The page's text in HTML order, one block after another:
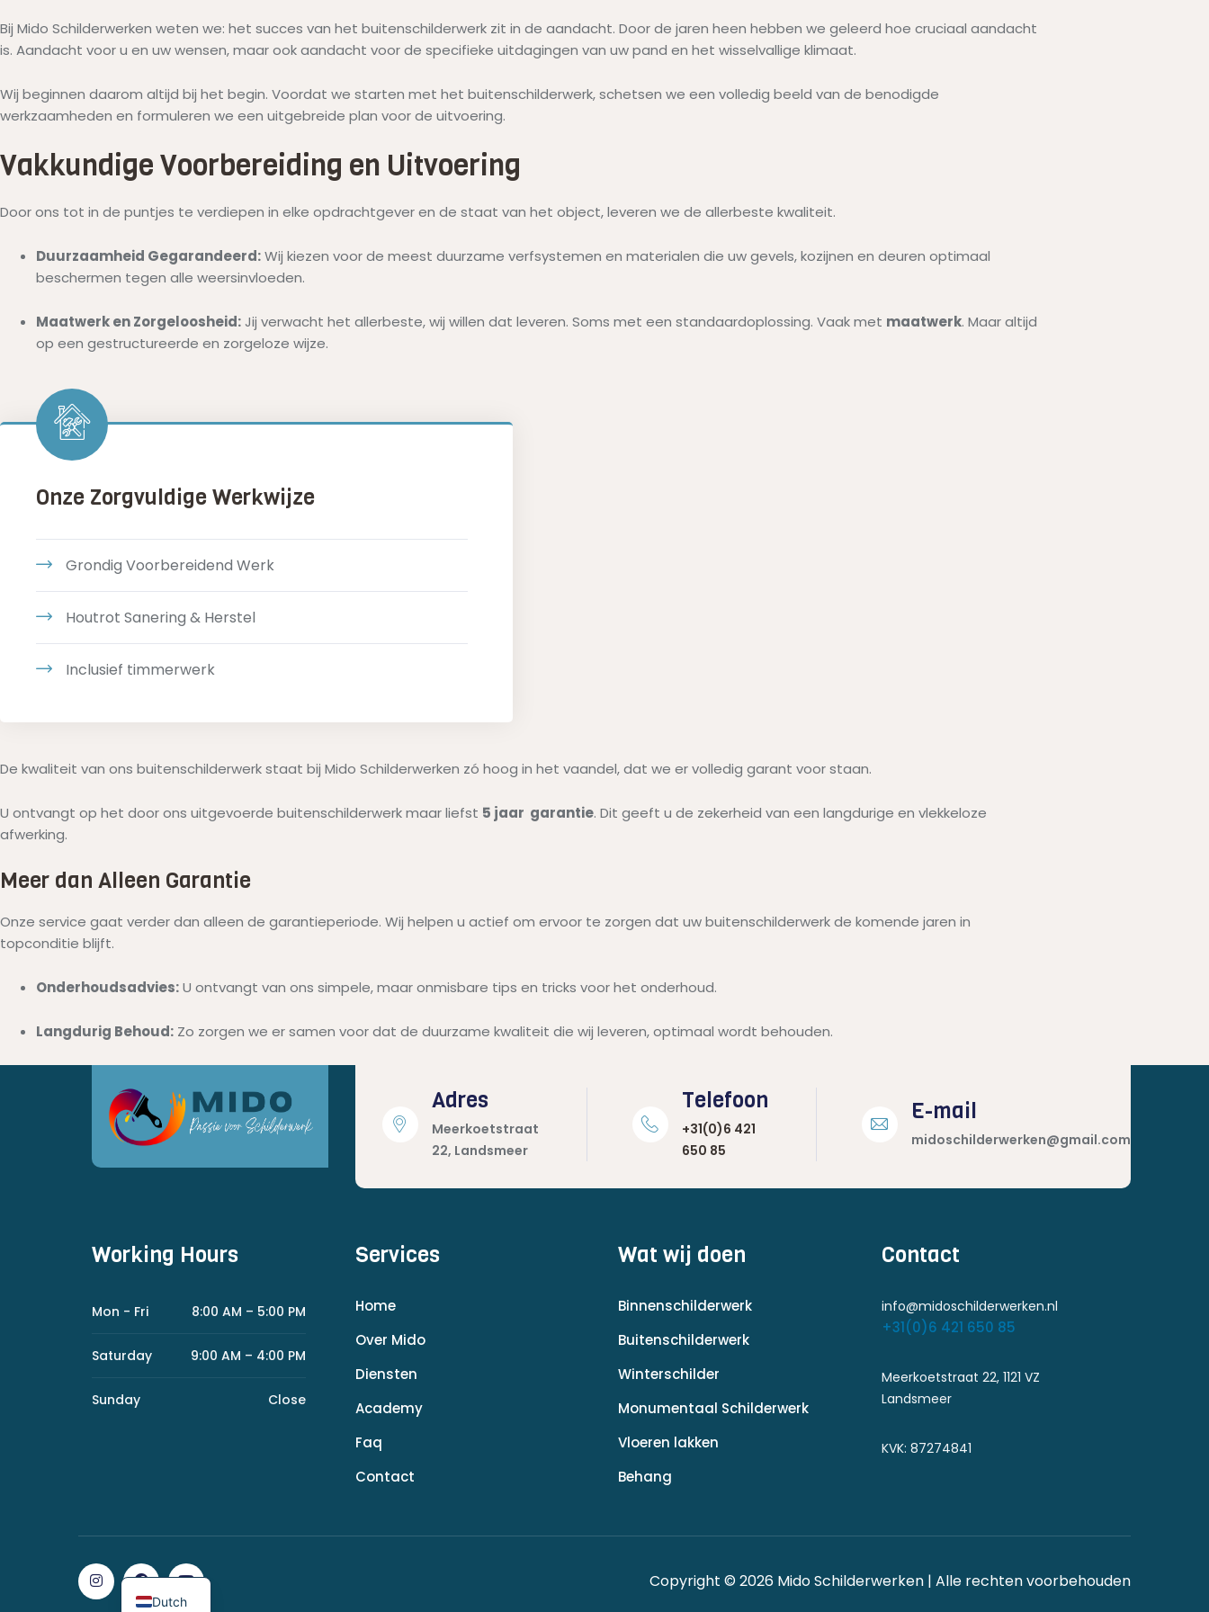
Bij Mido Schilderwerken weten we: het succes van het buitenschilderwerk zit in de aandacht. Door de jaren heen hebben we geleerd hoe cruciaal aandacht
is. Aandacht voor u en uw wensen, maar ook aandacht voor de specifieke uitdagingen van uw pand en het wisselvallige klimaat.
Wij beginnen daarom altijd bij het begin. Voordat we starten met het buitenschilderwerk, schetsen we een volledig beeld van de benodigde
werkzaamheden en formuleren we een uitgebreide plan voor de uitvoering.
Vakkundige Voorbereiding en Uitvoering
Door ons tot in de puntjes te verdiepen in elke opdrachtgever en de staat van het object, leveren we de allerbeste kwaliteit.
Duurzaamheid Gegarandeerd:Wij kiezen voor de meest duurzame verfsystemen en materialen die uw gevels, kozijnen en deuren optimaal
beschermen tegen alle weersinvloeden.
Maatwerk en Zorgeloosheid:Jij verwacht het allerbeste, wij willen dat leveren. Soms met een standaardoplossing. Vaak met maatwerk. Maar altijd
op een gestructureerde en zorgeloze wijze.
Onze Zorgvuldige Werkwijze
Grondig Voorbereidend Werk
Houtrot Sanering & Herstel
Inclusief timmerwerk
De kwaliteit van ons buitenschilderwerk staat bij Mido Schilderwerken zó hoog in het vaandel, dat we er volledig garant voor staan.
U ontvangt op het door ons uitgevoerde buitenschilderwerk maar liefst 5 jaar garantie. Dit geeft u de zekerheid van een langdurige en vlekkeloze
afwerking.
Meer dan Alleen Garantie
Onze service gaat verder dan alleen de garantieperiode. Wij helpen u actief om ervoor te zorgen dat uw buitenschilderwerk de komende jaren in
topconditie blijft.
Onderhoudsadvies:U ontvangt van ons simpele, maar onmisbare tips en tricks voor het onderhoud.
Langdurig Behoud: Zo zorgen we er samen voor dat de duurzame kwaliteit die wij leveren, optimaal wordt behouden.
Adres
Meerkoetstraat
22, Landsmeer
Telefoon
+31(0)6 421
650 85
E-mail
midoschilderwerken@gmail.com
Working Hours
Mon - Fri 8:00 AM – 5:00 PM
Saturday 9:00 AM – 4:00 PM
Sunday Close
Services
Home
Over Mido
Diensten
Academy
Faq
Contact
Wat wij doen
Binnenschilderwerk
Buitenschilderwerk
Winterschilder
Monumentaal Schilderwerk
Vloeren lakken
Behang
Contact
info@midoschilderwerken.nl
+31(0)6 421 650 85
Meerkoetstraat 22, 1121 VZ
Landsmeer
KVK: 87274841
Copyright © 2026 Mido Schilderwerken | Alle rechten voorbehouden
Dutch